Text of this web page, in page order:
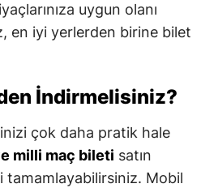
Kahramanmaraş
Muğla
Muş
Nevşehir
uygun olanı
en iyi yerlerden birine bilet
İndirmelisiniz?
çok daha pratik hale
milli maç bileti satın
tamamlayabilirsiniz. Mobil